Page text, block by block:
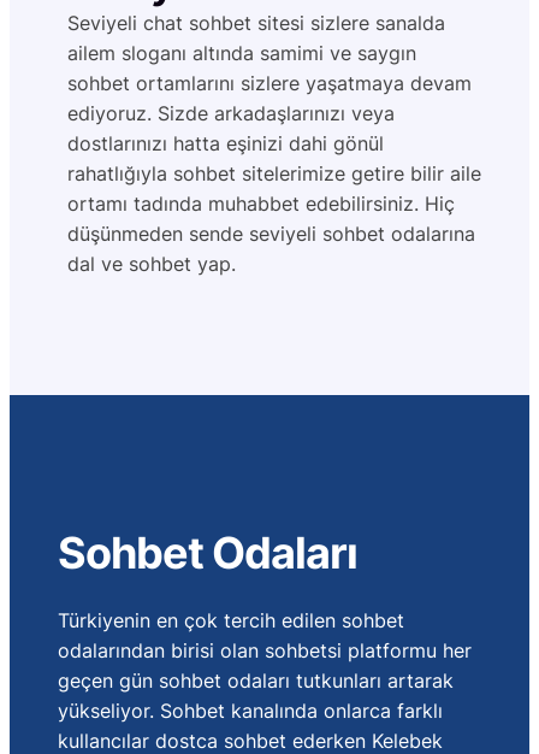
Seviyeli chat sohbet sitesi sizlere sanalda
ailem sloganı altında samimi ve saygın
sohbet ortamlarını sizlere yaşatmaya devam
ediyoruz. Sizde arkadaşlarınızı veya
dostlarınızı hatta eşinizi dahi gönül
rahatlığıyla sohbet sitelerimize getire bilir aile
ortamı tadında muhabbet edebilirsiniz. Hiç
düşünmeden sende seviyeli sohbet odalarına
dal ve sohbet yap.
Sohbet Odaları
Türkiyenin en çok tercih edilen sohbet
odalarından birisi olan sohbetsi platformu her
geçen gün sohbet odaları tutkunları artarak
yükseliyor. Sohbet kanalında onlarca farklı
kullancılar dostca sohbet ederken Kelebek